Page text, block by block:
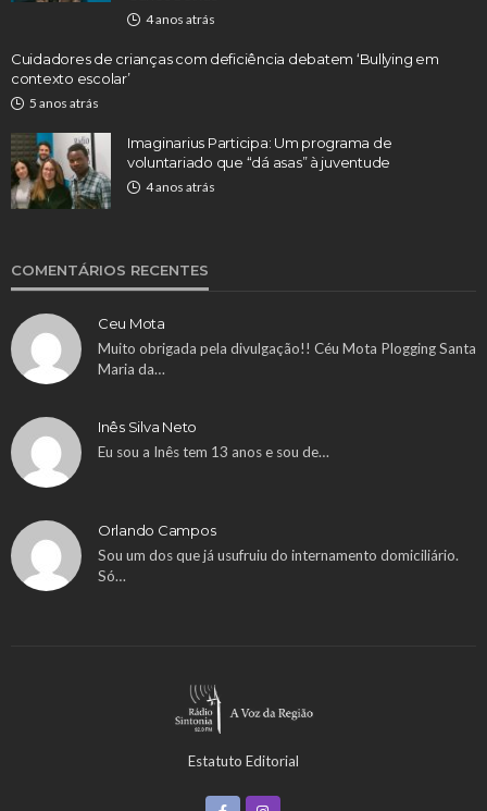
4 anos atrás
Cuidadores de crianças com deficiência debatem ‘Bullying em
contexto escolar’
5 anos atrás
Imaginarius Participa: Um programa de
voluntariado que “dá asas” à juventude
4 anos atrás
COMENTÁRIOS RECENTES
Ceu Mota
Muito obrigada pela divulgação!! Céu Mota Plogging Santa
Maria da…
Inês Silva Neto
Eu sou a Inês tem 13 anos e sou de…
Orlando Campos
Sou um dos que já usufruiu do internamento domiciliário.
Só…
Estatuto Editorial